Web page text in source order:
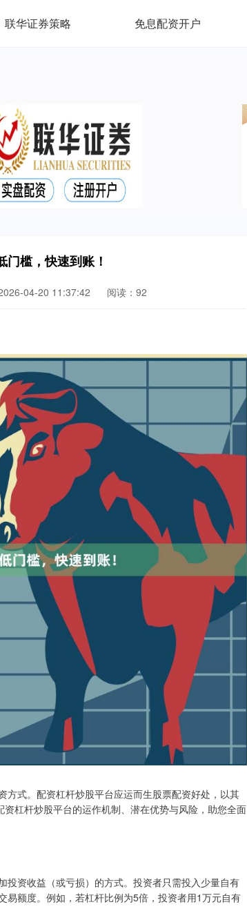
联华证券策略 免息配资开户
槛，快速到账！
04-20 11:37:42 阅读：92
式。配资杠杆炒股平台应运而生股票配资好处，以其
杠杆炒股平台的运作机制、潜在优势与风险，助您全面
资收益（或亏损）的方式。投资者只需投入少量自有
易额度。例如，若杠杆比例为5倍，投资者用1万元自有